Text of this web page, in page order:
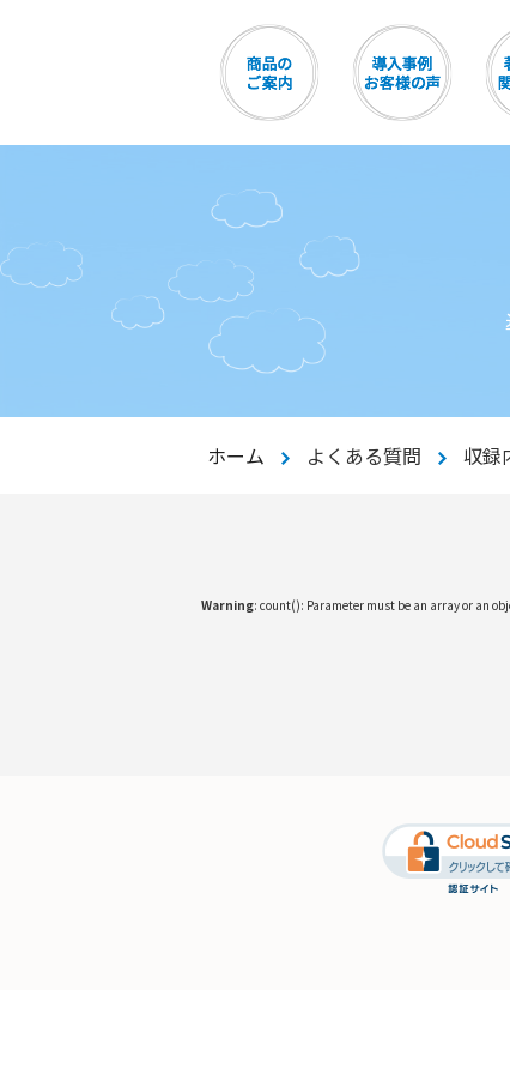
ホーム よくある質問 収録
Warning: count(): Parameter must be an array or an